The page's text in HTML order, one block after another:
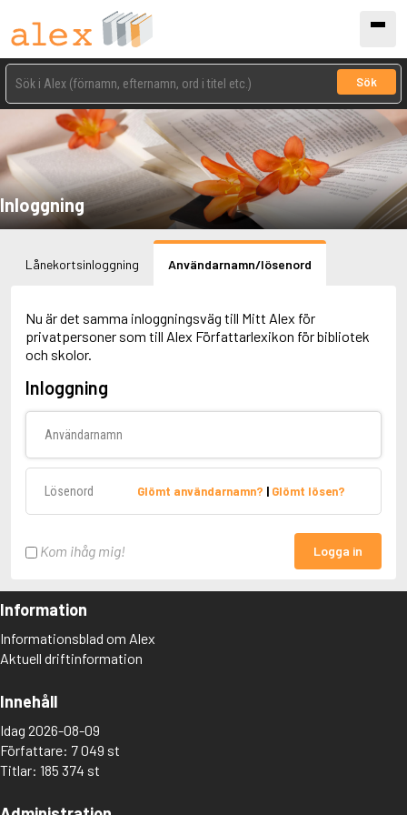
Sök
Inloggning
Lånekortsinloggning Användarnamn/lösenord
Nu är det samma inloggningsväg till Mitt Alex för
privatpersoner som till Alex Författarlexikon för bibliotek
och skolor.
Inloggning
Glömt användarnamn? | Glömt lösen?
Kom ihåg mig! Logga in
Information
Informationsblad om Alex
Aktuell driftinformation
Innehåll
Idag 2026-08-09
Författare: 7 049 st
Titlar: 185 374 st